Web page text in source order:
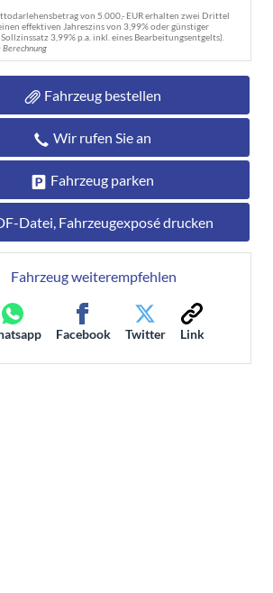
von 5.000,- EUR erhalten zwei Drittel
effektiven Jahreszins von 3,99% oder günstiger
3,99% p.a. inkl. eines Bearbeitungsentgelts).
Berechnung
Fahrzeug bestellen
Wir rufen Sie an
Fahrzeug parken
Datei, Fahrzeugexposé drucken
Fahrzeug weiterempfehlen
Facebook Twitter Link